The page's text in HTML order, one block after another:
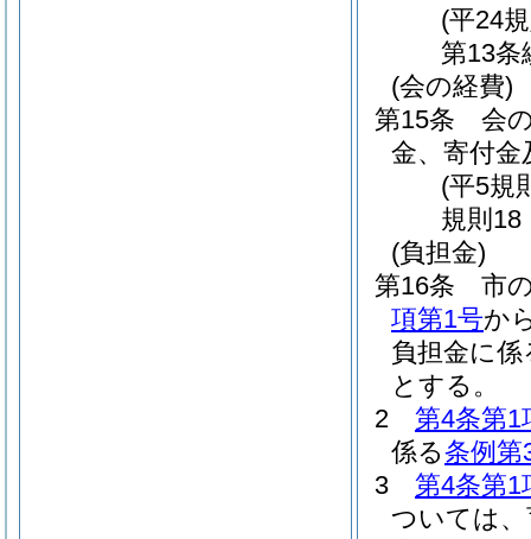
(平24
第13条
(会の経費)
第15条
会
金、寄付
(平5規
規則18
(負担金)
第16条
市
項第1号か
負担金に係
とする。
2
第4条第1
係る条例第
3
第4条第1
ついては